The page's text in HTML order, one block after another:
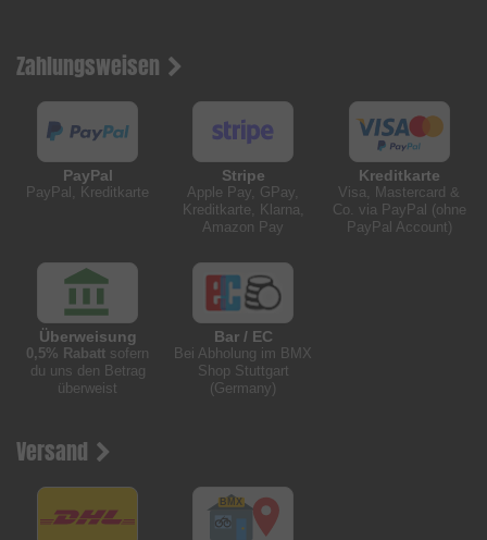
Zahlungsweisen
PayPal
PayPal, Kreditkarte
Stripe
Apple Pay, GPay,
Kreditkarte, Klarna,
Amazon Pay
Kreditkarte
Visa, Mastercard &
Co. via PayPal (ohne
PayPal Account)
Überweisung
0,5% Rabatt sofern
du uns den Betrag
überweist
Bar / EC
Bei Abholung im BMX
Shop Stuttgart
(Germany)
Versand